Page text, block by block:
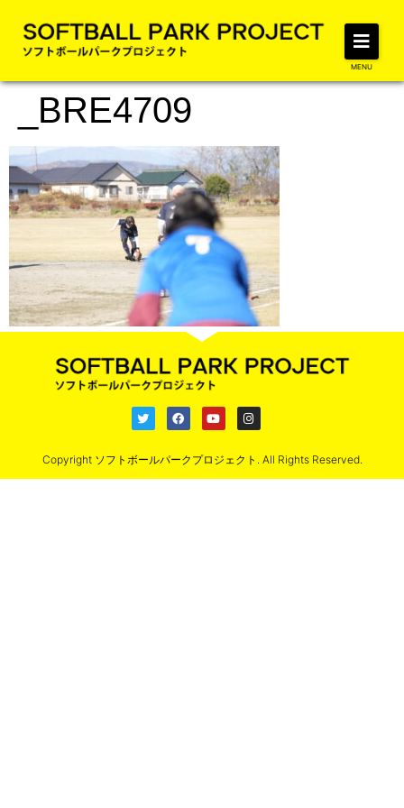
MENU
_BRE4709
Copyright ソフトボールパークプロジェクト. All Rights Reserved.